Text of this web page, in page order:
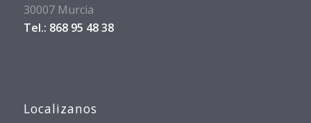
30007 Murcia
Tel.: 868 95 48 38
Localizanos